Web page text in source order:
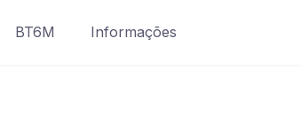
BT6M Informações